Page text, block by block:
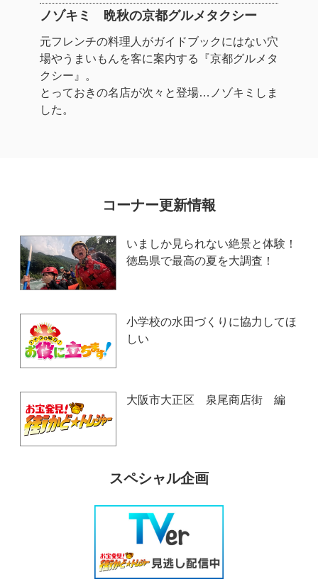
ノゾキミ 晩秋の京都グルメタクシー
元フレンチの料理人がガイドブックにはない穴
場やうまいもんを客に案内する『京都グルメタ
クシー』。
とっておきの名店が次々と登場…ノゾキミしま
した。
コーナー更新情報
いましか見られない絶景と体験！
徳島県で最高の夏を大調査！
小学校の水田づくりに協力してほ
しい
大阪市大正区 泉尾商店街 編
スペシャル企画